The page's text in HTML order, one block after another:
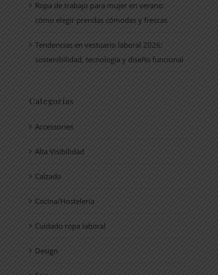
Ropa de trabajo para mujer en verano:
cómo elegir prendas cómodas y frescas
Tendencias en vestuario laboral 2026:
sostenibilidad, tecnología y diseño funcional
Categorías
Accessories
Alta Visibilidad
Calzado
Cocina/Hostelería
Cuidado ropa laboral
Design